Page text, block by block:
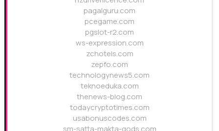
pagalguru.com
pcegame.com
pgslot-r2.com
ws-expression.com
zchotels.com
zepfo.com
technologynews5.com
teknoeduka.com
thenews-blog.com
todaycryptotimes.com
usabonuscodes.com
sm-satta-makta-gods.com